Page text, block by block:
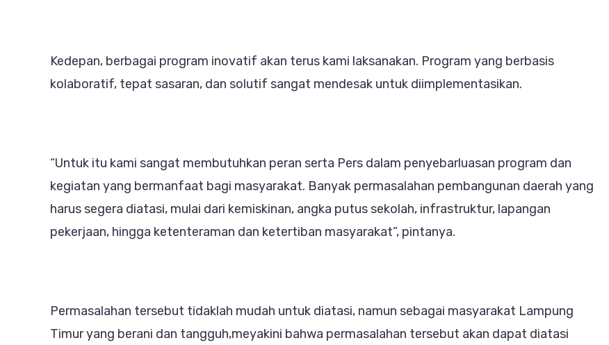
Kedepan, berbagai program inovatif akan terus kami laksanakan. Program yang berbasis
kolaboratif, tepat sasaran, dan solutif sangat mendesak untuk diimplementasikan.
“Untuk itu kami sangat membutuhkan peran serta Pers dalam penyebarluasan program dan
kegiatan yang bermanfaat bagi masyarakat. Banyak permasalahan pembangunan daerah yang
harus segera diatasi, mulai dari kemiskinan, angka putus sekolah, infrastruktur, lapangan
pekerjaan, hingga ketenteraman dan ketertiban masyarakat”, pintanya.
Permasalahan tersebut tidaklah mudah untuk diatasi, namun sebagai masyarakat Lampung
Timur yang berani dan tangguh,meyakini bahwa permasalahan tersebut akan dapat diatasi